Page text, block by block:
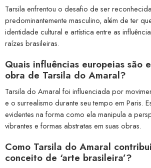
Tarsila enfrentou o desafio de ser
predominantemente masculino, além de ter
identidade cultural e artística entre as
raízes brasileiras.
Quais influências europeias são
obra de Tarsila do Amaral?
Tarsila do Amaral foi influenciada por
e o surrealismo durante seu tempo em Paris.
evidentes na forma como ela manipula a
vibrantes e formas abstratas em suas obras.
Como Tarsila do Amaral
conceito de ‘arte brasileira’?